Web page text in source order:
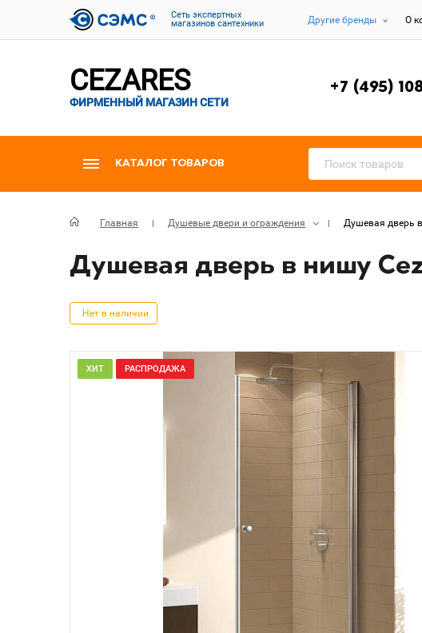
Cеть экспертных
магазинов сантехники
Другие бренды О
CEZARES
ФИРМЕННЫЙ МАГАЗИН СЕТИ
+7 (495)
КАТАЛОГ ТОВАРОВ
Главная Душевые двери и ограждения Душевая дверь в
Душевая дверь в нишу
Нет в наличии
ХИТ РАСПРОДАЖА